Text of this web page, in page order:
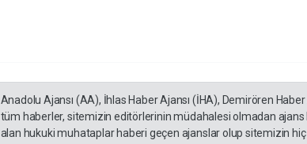
Anadolu Ajansı (AA), İhlas Haber Ajansı (İHA), Demirören
tüm haberler, sitemizin editörlerinin müdahalesi olmadan
alan hukuki muhataplar haberi geçen ajanslar olup sitemizin